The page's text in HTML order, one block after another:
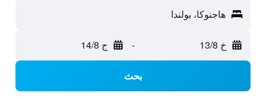
هاجنوكا، بولندا
خ 13/8 - ج 14/8
بحث